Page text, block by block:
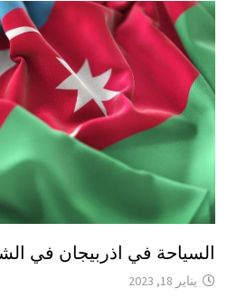
السياحة في اذربيجان في
يناير 18, 2023